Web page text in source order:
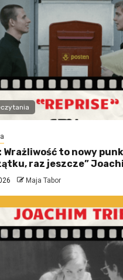
Wrażliwość to nowy
raz jeszcze”
Maja Tabor